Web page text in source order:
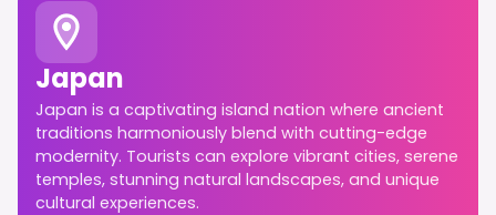
Japan
Japan is a captivating island nation where ancient
traditions harmoniously blend with cutting-edge
modernity. Tourists can explore vibrant cities, serene
temples, stunning natural landscapes, and unique
cultural experiences.